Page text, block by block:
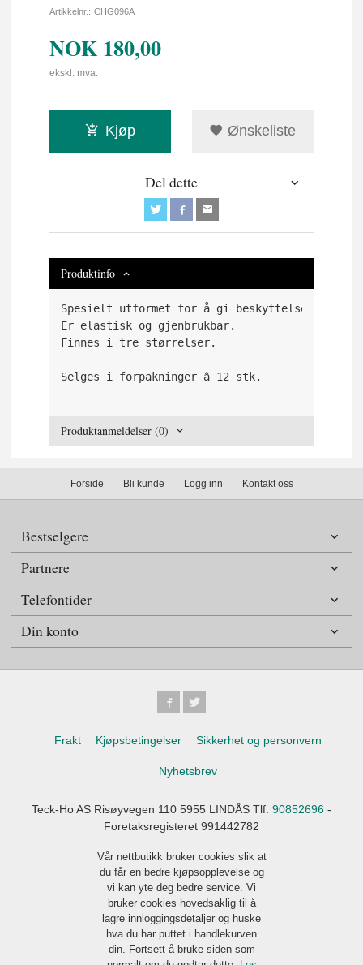
Artikkelnr.: CHG096A
NOK 180,00
ekskl. mva.
Kjøp Ønskeliste
Del dette
Produktinfo
Spesielt utformet for å gi beskyttelse
Er elastisk og gjenbrukbar.
Finnes i tre størrelser.
Selges i forpakninger â 12 stk.
Produktanmeldelser (0)
Forside Bli kunde Logg inn Kontakt oss
Bestselgere
Partnere
Telefontider
Din konto
Frakt Kjøpsbetingelser Sikkerhet og personvern
Nyhetsbrev
Teck-Ho AS Risøyvegen 110 5955 LINDÅS Tlf. 90852696 -
Foretaksregisteret 991442782
Vår nettbutikk bruker cookies slik at
du får en bedre kjøpsopplevelse og
vi kan yte deg bedre service. Vi
bruker cookies hovedsaklig til å
lagre innloggingsdetaljer og huske
hva du har puttet i handlekurven
din. Fortsett å bruke siden som